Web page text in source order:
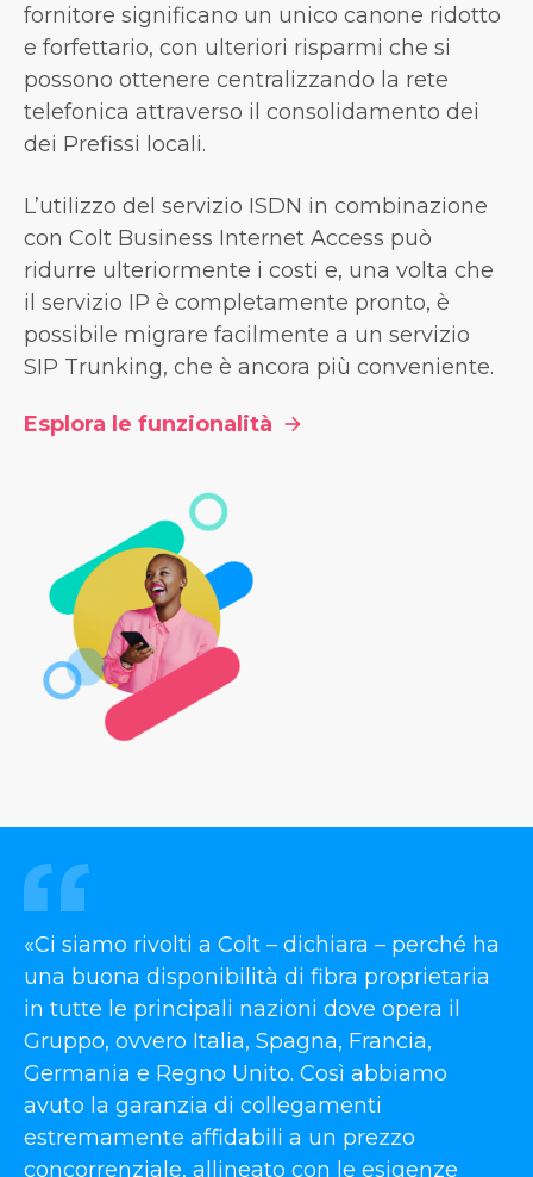
fornitore significano un unico canone ridotto
e forfettario, con ulteriori risparmi che si
possono ottenere centralizzando la rete
telefonica attraverso il consolidamento dei
dei Prefissi locali.
L’utilizzo del servizio ISDN in combinazione
con Colt Business Internet Access può
ridurre ulteriormente i costi e, una volta che
il servizio IP è completamente pronto, è
possibile migrare facilmente a un servizio
SIP Trunking, che è ancora più conveniente.
Esplora le funzionalità
«Ci siamo rivolti a Colt – dichiara – perché ha
una buona disponibilità di fibra proprietaria
in tutte le principali nazioni dove opera il
Gruppo, ovvero Italia, Spagna, Francia,
Germania e Regno Unito. Così abbiamo
avuto la garanzia di collegamenti
estremamente affidabili a un prezzo
concorrenziale, allineato con le esigenze